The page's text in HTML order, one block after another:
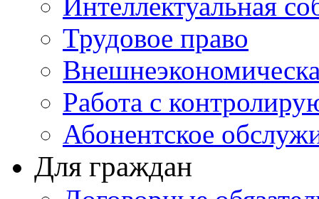
Трудовое право
Работа с
Абонентское
Для граждан